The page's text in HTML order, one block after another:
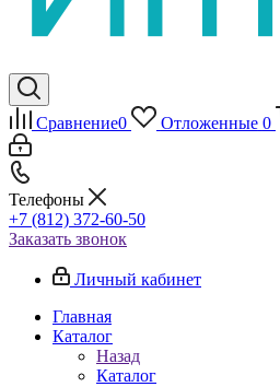
Сравнение0 Отложенные 0
Телефоны
+7 (812) 372-60-50
Заказать звонок
Личный кабинет
Главная
Каталог
Назад
Каталог